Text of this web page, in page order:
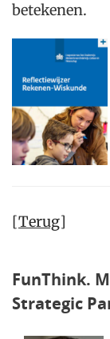
betekenen.
[Terug]
FunThink.
Strategic